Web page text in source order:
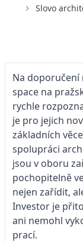
Slovo
Na
space na
rychle
je pro jejich
základních
spolupráci
jsou v oboru
pochopitelně
nejen zařídit,
Investor je
ani nemohl
prací.